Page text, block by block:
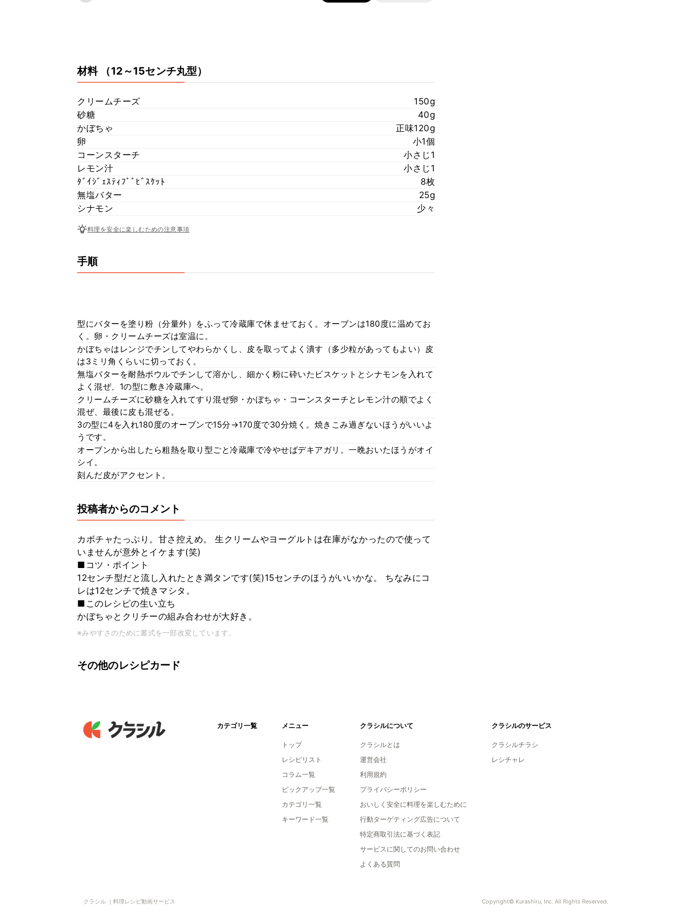
材料 （12～15センチ丸型）
クリームチーズ
150g
砂糖
40g
かぼちゃ
正味120g
卵
小1個
コーンスターチ
小さじ1
レモン汁
小さじ1
ﾀﾞｲｼﾞｪｽﾃｨﾌﾞﾞﾋﾞｽｹｯﾄ
8枚
無塩バター
25g
シナモン
少々
料理を安全に楽しむための注意事項
手順
型にバターを塗り粉（分量外）をふって冷蔵庫で休ませておく。オーブンは180度に温めてお
く。卵・クリームチーズは室温に。
かぼちゃはレンジでチンしてやわらかくし、皮を取ってよく潰す（多少粒があってもよい）皮
は3ミリ角くらいに切っておく。
無塩バターを耐熱ボウルでチンして溶かし、細かく粉に砕いたビスケットとシナモンを入れて
よく混ぜ、1の型に敷き冷蔵庫へ。
クリームチーズに砂糖を入れてすり混ぜ卵・かぼちゃ・コーンスターチとレモン汁の順でよく
混ぜ、最後に皮も混ぜる。
3の型に4を入れ180度のオーブンで15分→170度で30分焼く。焼きこみ過ぎないほうがいいよ
うです。
オーブンから出したら粗熱を取り型ごと冷蔵庫で冷やせばデキアガリ。一晩おいたほうがオイ
シイ。
刻んだ皮がアクセント。
投稿者からのコメント
カボチャたっぷり。甘さ控えめ。 生クリームやヨーグルトは在庫がなかったので使って
いませんが意外とイケます(笑)
■コツ・ポイント
12センチ型だと流し入れたとき満タンです(笑)15センチのほうがいいかな。 ちなみにコ
レは12センチで焼きマシタ。
■このレシピの生い立ち
かぼちゃとクリチーの組み合わせが大好き。
※みやすさのために書式を一部改変しています。
その他のレシピカード
カテゴリ一覧 メニュー
トップ
レシピリスト
コラム一覧
ピックアップ一覧
カテゴリ一覧
キーワード一覧
クラシルについて
クラシルとは
運営会社
利用規約
プライバシーポリシー
おいしく安全に料理を楽しむために
行動ターゲティング広告について
特定商取引法に基づく表記
サービスに関してのお問い合わせ
よくある質問
クラシルのサービス
クラシルチラシ
レシチャレ
クラシル ｜料理レシピ動画サービス Copyright© Kurashiru, Inc. All Rights Reserved.